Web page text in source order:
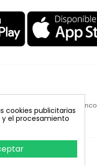
arbol inyecciones tronco
cookies publicitarias
el procesamiento